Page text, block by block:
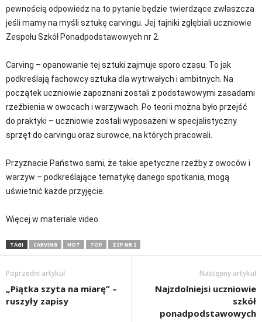
pewnością odpowiedz na to pytanie będzie twierdzące zwłaszcza
jeśli mamy na myśli sztukę carvingu. Jej tajniki zgłębiali uczniowie
Zespołu Szkół Ponadpodstawowych nr 2.
Carving – opanowanie tej sztuki zajmuje sporo czasu. To jak
podkreślają fachowcy sztuka dla wytrwałych i ambitnych. Na
początek uczniowie zapoznani zostali z podstawowymi zasadami
rzeźbienia w owocach i warzywach. Po teorii można było przejść
do praktyki – uczniowie zostali wyposażeni w specjalistyczny
sprzęt do carvingu oraz surowce, na których pracowali.
Przyznacie Państwo sami, że takie apetyczne rzeźby z owoców i
warzyw – podkreślające tematykę danego spotkania, mogą
uświetnić każde przyjęcie.
Więcej w materiale video.
TAGI CARVING HOT TOP ZSP NR 2
Poprzedni artykuł
„Piątka szyta na miarę” –
ruszyły zapisy
Następny artykuł
Najzdolniejsi uczniowie
szkół
ponadpodstawowych